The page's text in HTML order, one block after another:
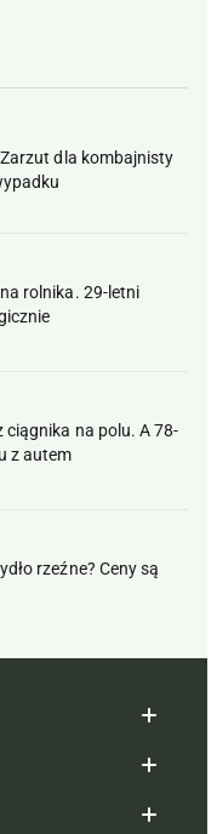
Zarzut dla kombajnisty
rolnika. 29-letni
ciągnika na polu. A 78-
z autem
rzeźne? Ceny są